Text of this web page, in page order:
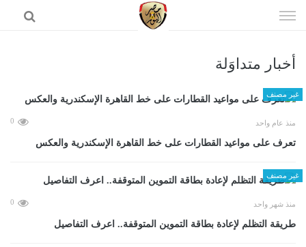
الى
أخبار متداوَلة
غير مصنف
منذ عام واحد 0
تعرف على مواعيد القطارات على خط القاهرة الإسكندرية والعكس
غير مصنف
منذ شهر واحد 0
طريقة التظلم لإعادة بطاقة التموين المتوقفة.. اعرف التفاصيل